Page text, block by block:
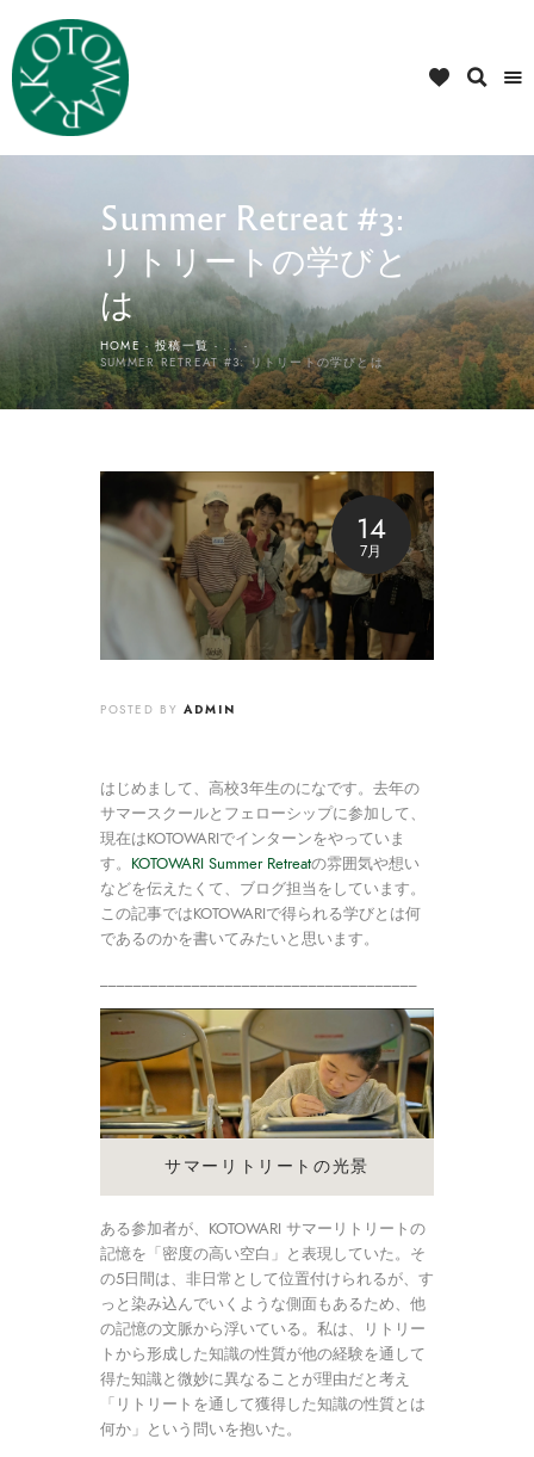
Summer Retreat #3:
リトリートの学びと
は
HOME 投稿一覧
...
SUMMER RETREAT #3: リトリートの学びとは
14
7月
POSTED BYADMIN
はじめまして、高校３年生のになです。去年の
サマースクールとフェローシップに参加して、
現在はKOTOWARIでインターンをやっていま
す。 KOTOWARI Summer Retreatの雰囲気や想い
などを伝えたくて、ブログ担当をしています。
この記事ではKOTOWARIで得られる学びとは何
であるのかを書いてみたいと思います。
サマーリトリートの光景
ある参加者が、KOTOWARI サマーリトリートの
記憶を「密度の高い空白」と表現していた。そ
の5日間は、非日常として位置付けられるが、す
っと染み込んでいくような側面もあるため、他
の記憶の文脈から浮いている。私は、リトリー
トから形成した知識の性質が他の経験を通して
得た知識と微妙に異なることが理由だと考え
「リトリートを通して獲得した知識の性質とは
何か」という問いを抱いた。